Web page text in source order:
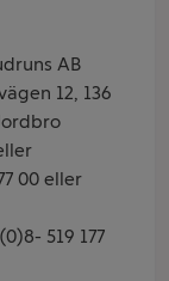
AB
12, 136
00 eller
519 177